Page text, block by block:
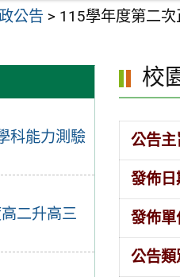
公告 > 115學年度第二
科能力測驗
二升高三
校
公告主
發佈日
發佈單
公告類